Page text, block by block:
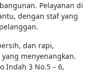
Pelayanan di
dengan staf yang
dan rapi,
menyenangkan.
Indah 3 No.5 – 6,